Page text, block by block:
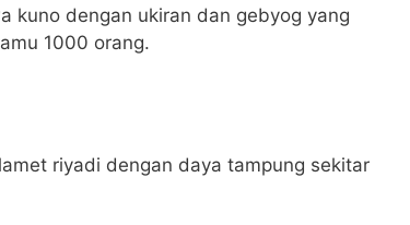
kuno dengan ukiran dan gebyog yang
1000 orang.
riyadi dengan daya tampung sekitar